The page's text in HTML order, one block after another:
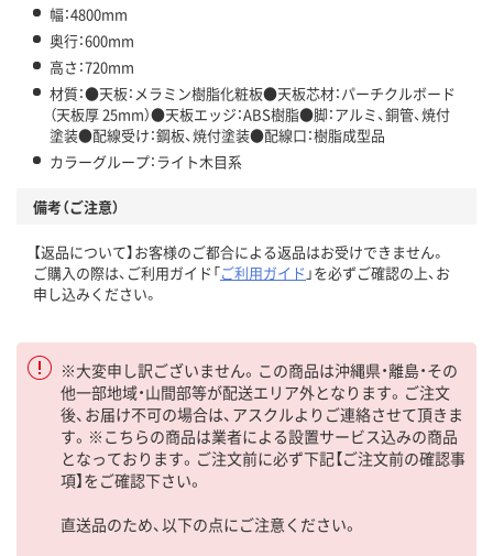
幅：4800mm
奥行：600mm
高さ：720mm
材質：●天板：メラミン樹脂化粧板●天板芯材：パーチクルボード
（天板厚 25mm）●天板エッジ：ABS樹脂●脚：アルミ、銅管、焼付
塗装●配線受け：鋼板、焼付塗装●配線口：樹脂成型品
カラーグループ：ライト木目系
備考（ご注意）
【返品について】お客様のご都合による返品はお受けできません。
ご購入の際は、ご利用ガイド「ご利用ガイド 」を必ずご確認の上、お
申し込みください。
※大変申し訳ございません。この商品は沖縄県・離島・その
他一部地域・山間部等が配送エリア外となります。ご注文
後、お届け不可の場合は、アスクルよりご連絡させて頂きま
す。※こちらの商品は業者による設置サービス込みの商品
となっております。ご注文前に必ず下記【ご注文前の確認事
項】をご確認下さい。
直送品のため、以下の点にご注意ください。